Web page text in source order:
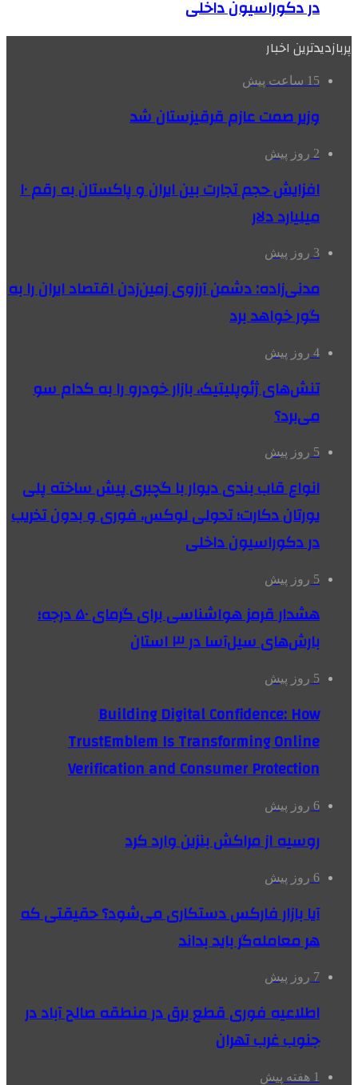
در دکوراسیون داخلی
پربازدیدترین اخبار
15 ساعت پیش
وزیر صمت عازم قرقیزستان شد
2 روز پیش
افزایش حجم تجارت بین ایران و پاکستان به رقم ۱۰
میلیارد دلار
3 روز پیش
مدنی‌زاده: دشمن آرزوی زمین‌زدن اقتصاد ایران را به
گور خواهد برد
4 روز پیش
تنش‌های ژئوپلیتیک، بازار خودرو را به کدام سو
می‌برد؟
5 روز پیش
انواع قاب بندی دیوار با گچبری پیش ساخته پلی
یورتان دکارت؛ تحولی لوکس، فوری و بدون تخریب
در دکوراسیون داخلی
5 روز پیش
هشدار قرمز هواشناسی برای گرمای ۵۰ درجه؛
بارش‌های سیل‌آسا در ۳ استان
5 روز پیش
Building Digital Confidence: How
TrustEmblem Is Transforming Online
Verification and Consumer Protection
6 روز پیش
روسیه از مراکش بنزین وارد کرد
6 روز پیش
آیا بازار فارکس دستکاری می‌شود؟ حقیقتی که
هر معامله‌گر باید بداند
7 روز پیش
اطلاعیه فوری قطع برق در منطقه صالح آباد در
جنوب غرب تهران
1 هفته پیش